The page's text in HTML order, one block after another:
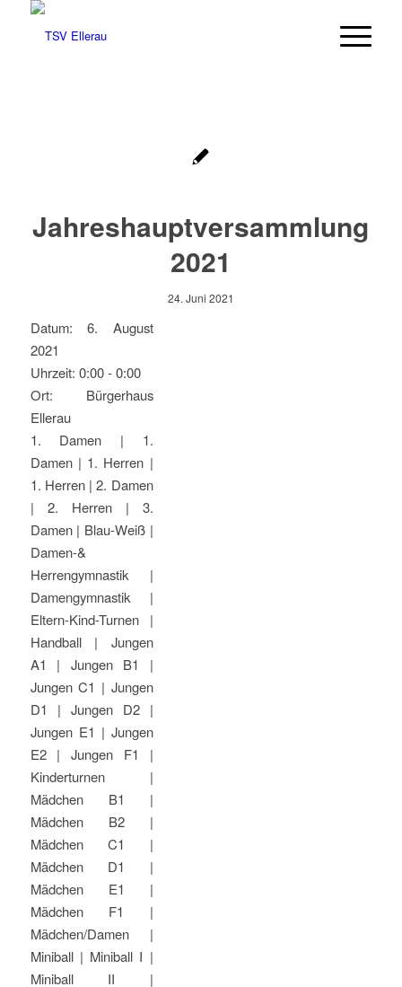
Jahreshauptversammlung
2021
24. Juni 2021
Datum:6. August
2021
Uhrzeit: 0:00 - 0:00
Ort: Bürgerhaus
Ellerau
1. Damen | 1.
Damen | 1. Herren |
1. Herren | 2. Damen
| 2. Herren | 3.
Damen | Blau-Weiß |
Damen-&
Herrengymnastik |
Damengymnastik |
Eltern-Kind-Turnen |
Handball | Jungen
A1 | Jungen B1 |
Jungen C1 | Jungen
D1 | Jungen D2 |
Jungen E1 | Jungen
E2 | Jungen F1 |
Kinderturnen |
Mädchen B1 |
Mädchen B2 |
Mädchen C1 |
Mädchen D1 |
Mädchen E1 |
Mädchen F1 |
Mädchen/Damen |
Miniball | Miniball I |
Miniball II |